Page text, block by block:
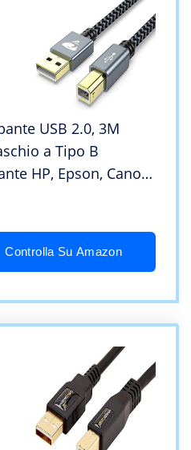
USB 2.0, 3M
a Tipo B
HP, Epson, Canon,
Samsung,
Controlla Su Amazon